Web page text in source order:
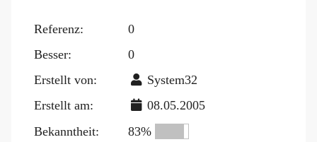
Blog
Referenz:
0
Besser:
0
Erstellt von:
System32
Erstellt am:
08.05.2005
Bekanntheit:
83%